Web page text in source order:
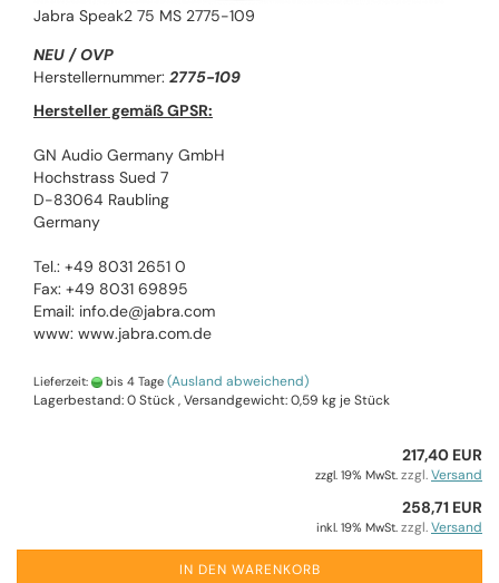
Jabra Speak2 75 MS 2775-109
NEU / OVP
Herstellernummer: 2775-109
Hersteller gemäß GPSR:
GN Audio Germany GmbH
Hochstrass Sued 7
D-83064 Raubling
Germany
Tel.: +49 8031 2651 0
Fax: +49 8031 69895
Email: info.de@jabra.com
www: www.jabra.com.de
Lieferzeit: bis 4 Tage (Ausland abweichend)
Lagerbestand: 0 Stück , Versandgewicht:0,59 kg je Stück
217,40 EUR
zzgl. 19% MwSt. zzgl.Versand
258,71 EUR
inkl. 19% MwSt. zzgl.Versand
IN DEN WARENKORB